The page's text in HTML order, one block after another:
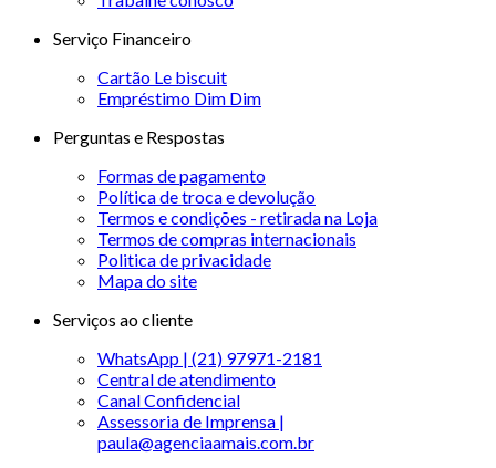
Serviço Financeiro
Cartão Le biscuit
Empréstimo Dim Dim
Perguntas e Respostas
Formas de pagamento
Política de troca e devolução
Termos e condições - retirada na Loja
Termos de compras internacionais
Politica de privacidade
Mapa do site
Serviços ao cliente
WhatsApp | (21) 97971-2181
Central de atendimento
Canal Confidencial
Assessoria de Imprensa |
paula@agenciaamais.com.br